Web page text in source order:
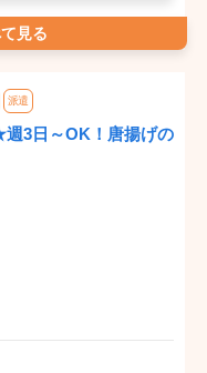
見る
派遣
3日～OK！唐揚げの